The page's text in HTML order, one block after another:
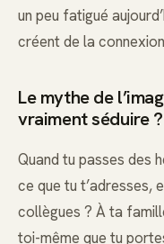
un peu fatigué
créent de la
Le mythe de
vraiment séduire ?
Quand tu passes des
ce que tu t’adresses,
collègues ? À ta
toi-même que tu